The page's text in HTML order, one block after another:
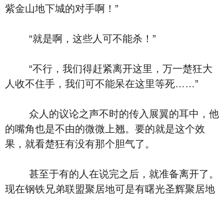
紫金山地下城的对手啊！”
“就是啊，这些人可不能杀！”
“不行，我们得赶紧离开这里，万一楚狂大
人收不住手，我们可不能呆在这里等死……”
众人的议论之声不时的传入展翼的耳中，他
的嘴角也是不由的微微上翘。要的就是这个效
果，就看楚狂有没有那个胆气了。
甚至于有的人在说完之后，就准备离开了。
现在钢铁兄弟联盟聚居地可是有曙光圣辉聚居地